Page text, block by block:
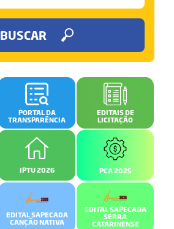
BUSCAR
PORTAL DA
TRANSPARÊNCIA
EDITAIS DE
LICITAÇÃO
IPTU 2026 PCA 2025
EDITAL SAPECADA
CANÇÃO NATIVA
EDITAL SAPECADA
SERRA
CATARINENSE